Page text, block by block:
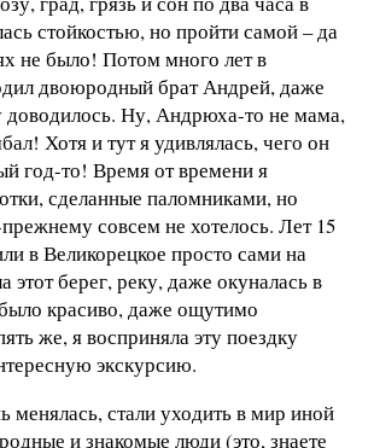
стойкостью, но пройти самой – да
не было! Потом много лет в
двоюродный брат Андрей, даже
доводилось. Ну, Андрюха-то не мама,
Хотя и тут я удивлялась, чего он
год-то! Время от времени я
сделанные паломниками, но
совсем не хотелось. Лет 15
в Великорецкое просто сами на
этот берег, реку, даже окуналась в
красиво, даже ощутимо
же, я восприняла эту поездку
экскурсию.
стали уходить в мир иной
и знакомые люди (это, знаете